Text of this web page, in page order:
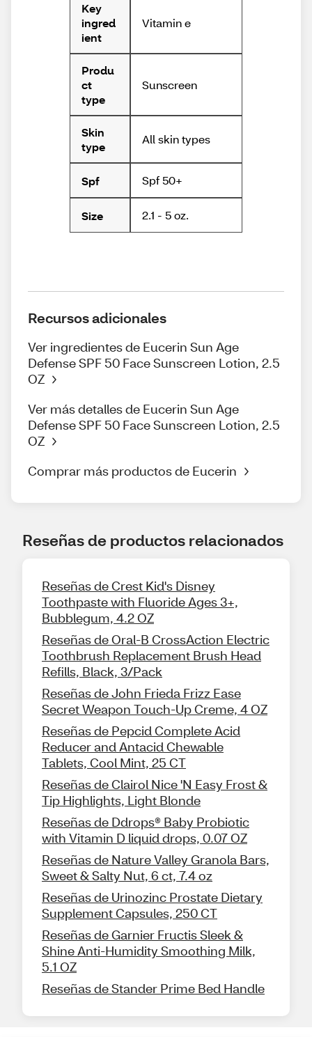
Key
ingred
ient
Vitamin e
Produ
ct
type
Sunscreen
Skin
type
All skin types
Spf Spf 50+
Size 2.1 - 5 oz.
Recursos adicionales
Ver ingredientes de Eucerin Sun Age
Defense SPF 50 Face Sunscreen Lotion, 2.5
OZ
Ver más detalles de Eucerin Sun Age
Defense SPF 50 Face Sunscreen Lotion, 2.5
OZ
Comprar más productos de Eucerin
Reseñas de productos relacionados
Reseñas de Crest Kid's Disney
Toothpaste with Fluoride Ages 3+,
Bubblegum, 4.2 OZ
Reseñas de Oral-B CrossAction Electric
Toothbrush Replacement Brush Head
Refills, Black, 3/Pack
Reseñas de John Frieda Frizz Ease
Secret Weapon Touch-Up Creme, 4 OZ
Reseñas de Pepcid Complete Acid
Reducer and Antacid Chewable
Tablets, Cool Mint, 25 CT
Reseñas de Clairol Nice 'N Easy Frost &
Tip Highlights, Light Blonde
Reseñas de Ddrops® Baby Probiotic
with Vitamin D liquid drops, 0.07 OZ
Reseñas de Nature Valley Granola Bars,
Sweet & Salty Nut, 6 ct, 7.4 oz
Reseñas de Urinozinc Prostate Dietary
Supplement Capsules, 250 CT
Reseñas de Garnier Fructis Sleek &
Shine Anti-Humidity Smoothing Milk,
5.1 OZ
Reseñas de Stander Prime Bed Handle